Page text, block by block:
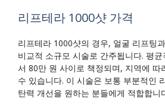
리프테라 1000샷 가격
리프테라 1000샷의 경우, 얼굴 리프팅
비교적 소규모 시술로 간주됩니다. 평
서 80만 원 사이로 책정되며, 지역에 따
수 있습니다. 이 시술은 보통 부분적인
탄력 개선을 원하는 분들에게 적합합니